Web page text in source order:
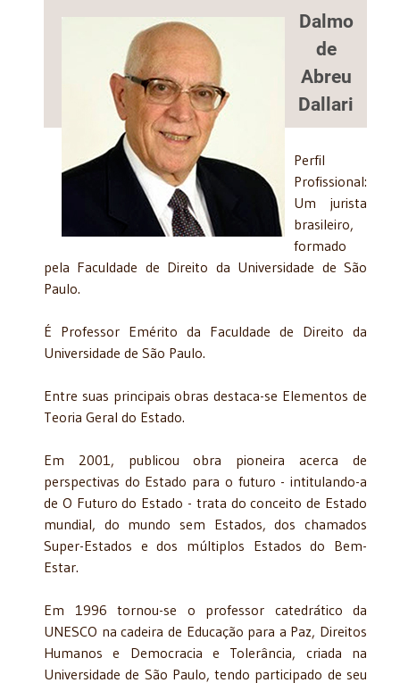
Dalmo
de
Abreu
Dallari
Perfil
Profissional:
Um jurista
brasileiro,
formado
pela Faculdade de Direito da Universidade de São
Paulo.
É Professor Emérito da Faculdade de Direito da
Universidade de São Paulo.
Entre suas principais obras destaca-se Elementos de
Teoria Geral do Estado.
Em 2001, publicou obra pioneira acerca de
perspectivas do Estado para o futuro - intitulando-a
de O Futuro do Estado - trata do conceito de Estado
mundial, do mundo sem Estados, dos chamados
Super-Estados e dos múltiplos Estados do Bem-
Estar.
Em 1996 tornou-se o professor catedrático da
UNESCO na cadeira de Educação para a Paz, Direitos
Humanos e Democracia e Tolerância, criada na
Universidade de São Paulo, tendo participado de seu